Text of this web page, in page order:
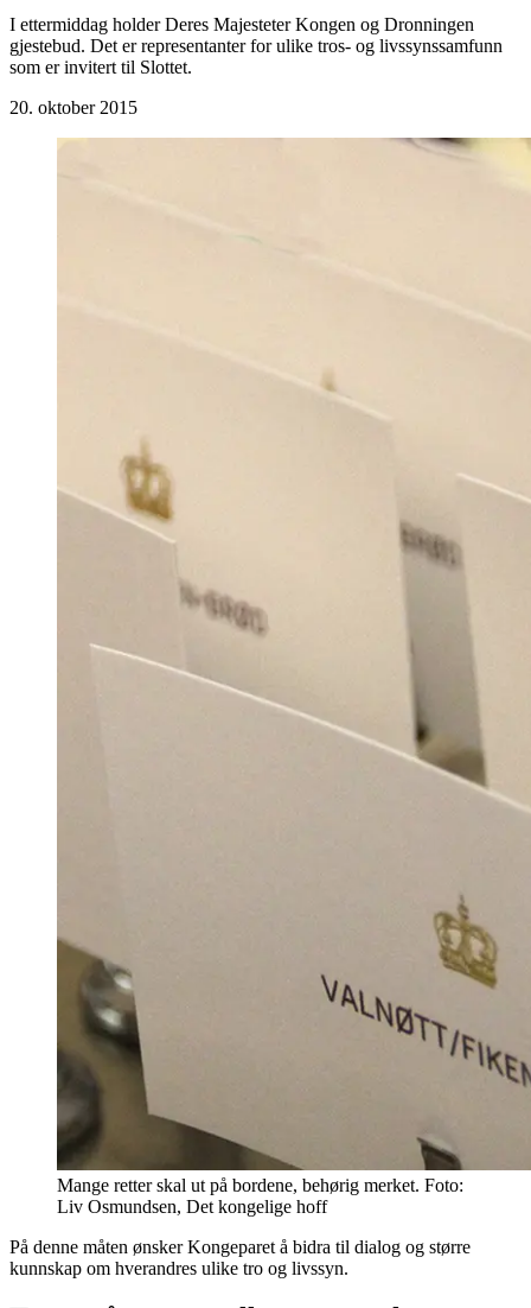
I ettermiddag holder Deres Majesteter Kongen og Dronningen
gjestebud. Det er representanter for ulike tros- og livssynssamfunn
som er invitert til Slottet.
20. oktober 2015
Mange retter skal ut på bordene, behørig merket. Foto:
Liv Osmundsen, Det kongelige hoff
På denne måten ønsker Kongeparet å bidra til dialog og større
kunnskap om hverandres ulike tro og livssyn.